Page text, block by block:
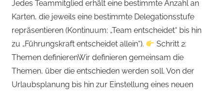
Jedes Teammitglied erhält eine bestimmte Anzahl an
Karten, die jeweils eine bestimmte Delegationsstufe
repräsentieren (Kontinuum: „Team entscheidet“ bis hin
zu „Führungskraft entscheidet allein“).
Schritt 2:
Themen definierenWir definieren gemeinsam die
Themen, über die entschieden werden soll. Von der
Urlaubsplanung bis hin zur Einstellung eines neuen